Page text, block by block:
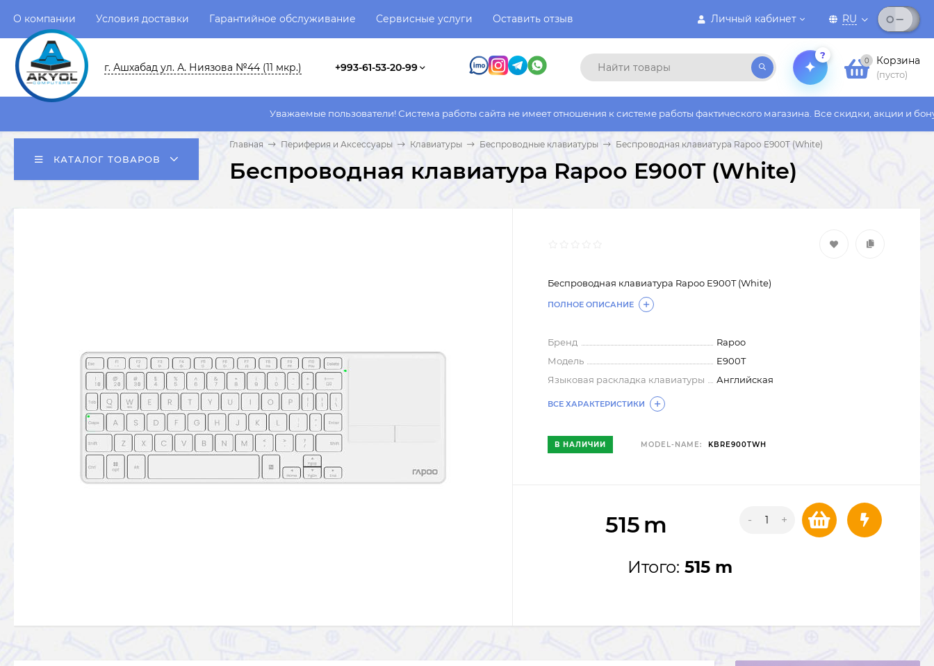
Личный кабинет RU
О компании Условия доставки Гарантийное обслуживание Сервисные услуги Оставить отзыв
г. Ашхабад ул. А. Ниязова №44 (11 мкр.) +993-61-53-20-99
?
0 Корзина
(пусто)
Уважаемые пользователи! Система работы сайта не имеет отношения к системе работы фактического магазина. Все скидки, акции и бонусы
КАТАЛОГ ТОВАРОВ
Главная Периферия и Аксессуары Клавиатуры Беспроводные клавиатуры Беспроводная клавиатура Rapoo E900T (White)
Беспроводная клавиатура Rapoo E900T (White)
Беспроводная клавиатура Rapoo E900T (White)
ПОЛНОЕ ОПИСАНИЕ
Бренд
Rapoo
Модель
E900T
Языковая раскладка клавиатуры
Английская
ВСЕ ХАРАКТЕРИСТИКИ
В НАЛИЧИИ MODEL-NAME: KBRE900TWH
515 m - +
Итого: 515 m